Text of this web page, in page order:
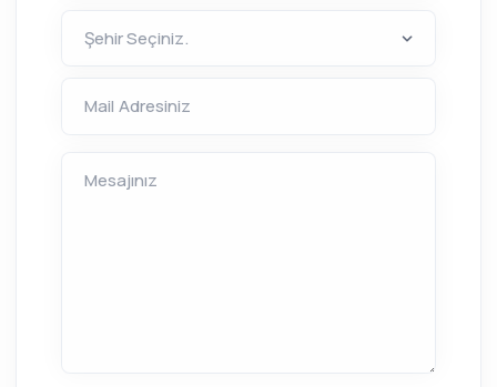
Mail Adresiniz
Mesajınız